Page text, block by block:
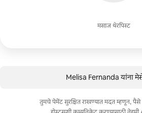
मसाज थेरपिस्ट
Melisa Fernanda यांना
तुमचे पेमेंट सुरक्षित राखण्यात मदत म्हणून,